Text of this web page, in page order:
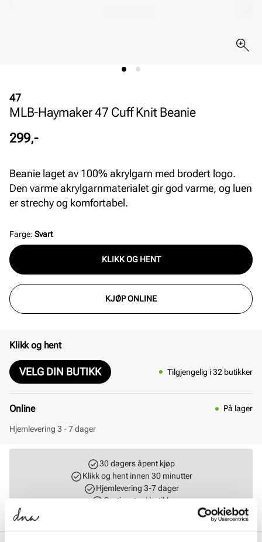
47
MLB-Haymaker 47 Cuff Knit Beanie
Pris
299,-
Beanie laget av 100% akrylgarn med brodert logo.
Den varme akrylgarnmaterialet gir god varme, og luen
er strechy og komfortabel.
Farge: Svart
KLIKK OG HENT
KJØP ONLINE
Klikk og hent
VELG DIN BUTIKK Tilgjengelig i 32 butikker
Online På lager
Hjemlevering 3 - 7 dager
30 dagers åpent kjøp
Klikk og hent innen 30 minutter
Hjemlevering 3-7 dager
Gratis retur i butikk